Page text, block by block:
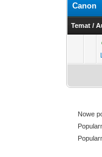
Canon
Temat /
Nowe